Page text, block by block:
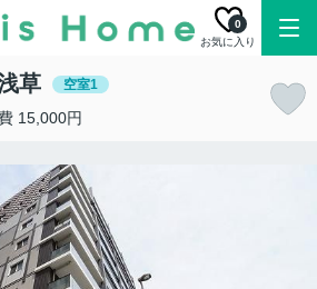
お気に入り
0
草 空室1
15,000円